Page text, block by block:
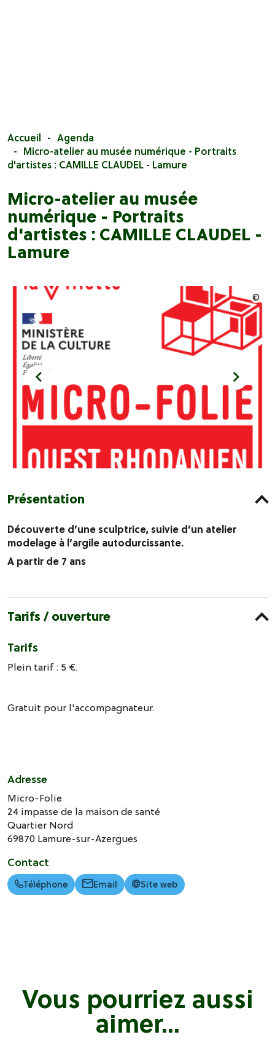
Accueil
Agenda
Micro-atelier au musée numérique - Portraits
d'artistes : CAMILLE CLAUDEL - Lamure
Micro-atelier au musée
numérique - Portraits
d'artistes : CAMILLE CLAUDEL -
Lamure
Présentation
Découverte d’une sculptrice, suivie d’un atelier
modelage à l’argile autodurcissante.
A partir de 7 ans
Tarifs / ouverture
Tarifs
Plein tarif : 5 €.
Gratuit pour l'accompagnateur.
Adresse
Micro-Folie
24 impasse de la maison de santé
Quartier Nord
69870 Lamure-sur-Azergues
Contact
Téléphone Email Site web
Vous pourriez aussi
aimer...